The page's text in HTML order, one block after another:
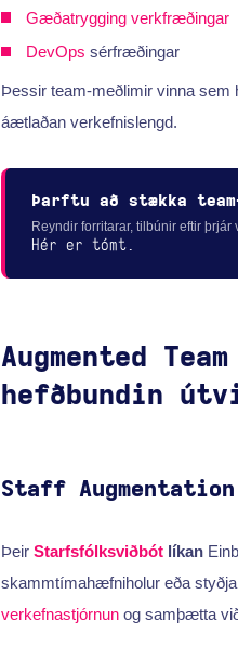
Gæðatrygging verkfræðingar
DevOps sérfræðingar
Þessir team-meðlimir vinna sem
áætlaðan verkefnislengd.
Þarftu að stækka
Reyndir forritarar, tilbúnir eftir
Hér er tómt.
Augmented
hefðbundin
Staff Augmentation
Þeir Starfsfólksviðbótlíkan
skammtímahæfniholur eða
verkefnastjórnunog samþætta